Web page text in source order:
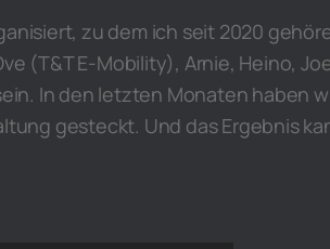
zu dem ich seit 2020
(T&T E-Mobility), Arnie, Heino,
In den letzten Monaten haben
gesteckt. Und das Ergebnis